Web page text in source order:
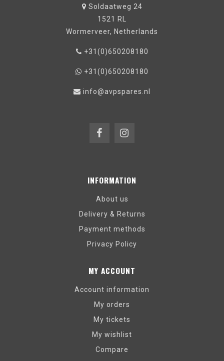
Soldaatweg 24
1521 RL
Wormerveer, Netherlands
+31(0)650208180
+31(0)650208180
info@avpspares.nl
INFORMATION
About us
Delivery & Returns
Payment methods
Privacy Policy
MY ACCOUNT
Account information
My orders
My tickets
My wishlist
Compare